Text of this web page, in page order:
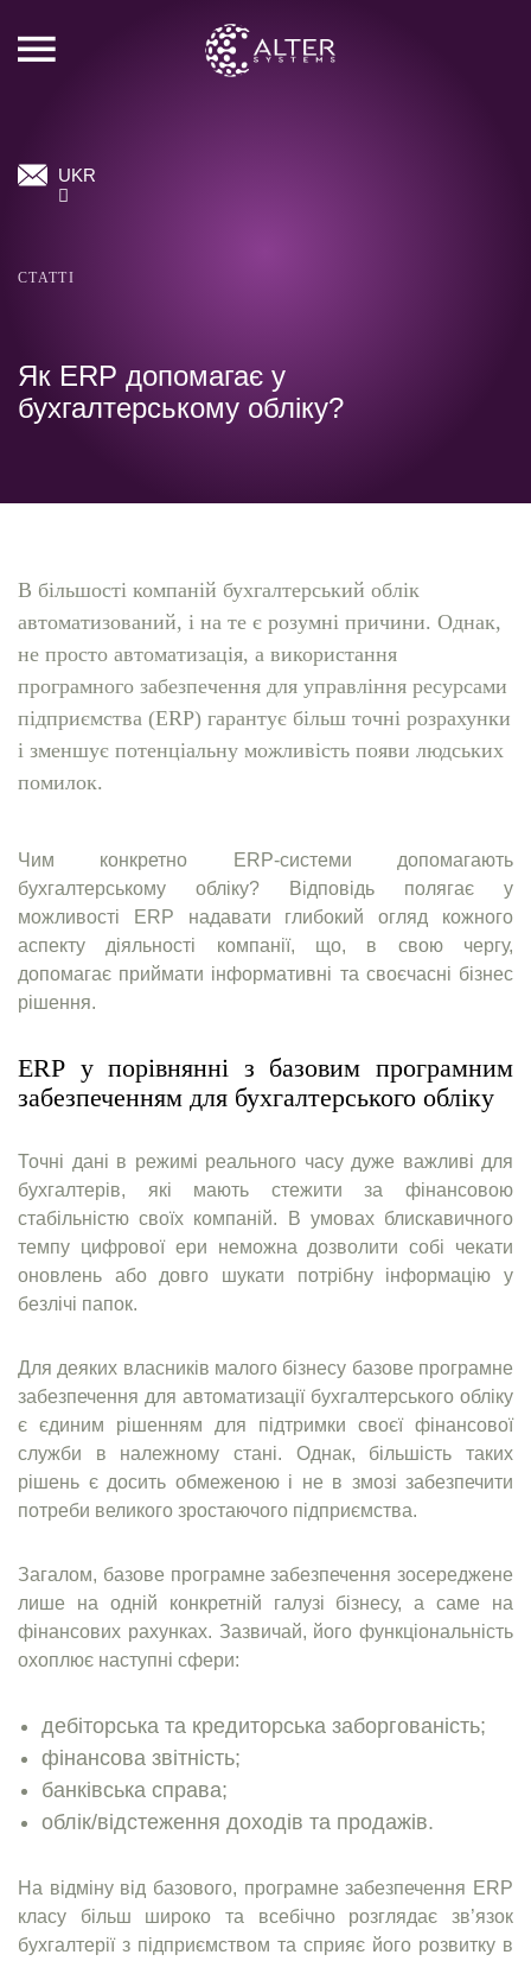
UKR
СТАТТІ
Як ERP допомагає у
бухгалтерському обліку?
В більшості компаній бухгалтерський облік
автоматизований, і на те є розумні причини. Однак,
не просто автоматизація, а використання
програмного забезпечення для управління ресурсами
підприємства (ERP) гарантує більш точні розрахунки
і зменшує потенціальну можливість появи людських
помилок.
Чим конкретно ERP-системи допомагають
бухгалтерському обліку? Відповідь полягає у
можливості ERP надавати глибокий огляд кожного
аспекту діяльності компанії, що, в свою чергу,
допомагає приймати інформативні та своєчасні бізнес
рішення.
ERP у порівнянні з базовим програмним
забезпеченням для бухгалтерського обліку
Точні дані в режимі реального часу дуже важливі для
бухгалтерів, які мають стежити за фінансовою
стабільністю своїх компаній. В умовах блискавичного
темпу цифрової ери неможна дозволити собі чекати
оновлень або довго шукати потрібну інформацію у
безлічі папок.
Для деяких власників малого бізнесу базове програмне
забезпечення для автоматизації бухгалтерського обліку
є єдиним рішенням для підтримки своєї фінансової
служби в належному стані. Однак, більшість таких
рішень є досить обмеженою і не в змозі забезпечити
потреби великого зростаючого підприємства.
Загалом, базове програмне забезпечення зосереджене
лише на одній конкретній галузі бізнесу, а саме на
фінансових рахунках. Зазвичай, його функціональність
охоплює наступні сфери:
дебіторська та кредиторська заборгованість;
фінансова звітність;
банківська справа;
облік/відстеження доходів та продажів.
На відміну від базового, програмне забезпечення ERP
класу більш широко та всебічно розглядає зв’язок
бухгалтерії з підприємством та сприяє його розвитку в